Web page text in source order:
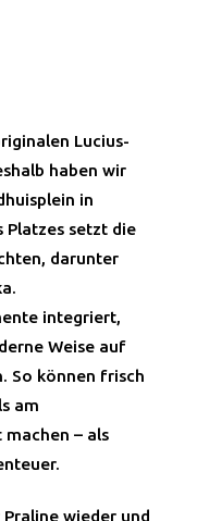
Lucius-
haben wir
in
Platzes setzt die
darunter
integriert,
Weise auf
So können frisch
am
– als
wieder und